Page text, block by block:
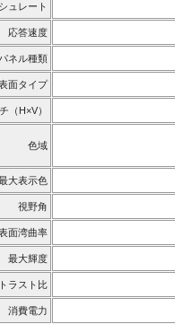
ュレート
応答速度
パネル種類
面タイプ
（H×V）
色域
大表示色
視野角
面湾曲率
最大輝度
ラスト比
消費電力